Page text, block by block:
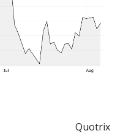
Quotrix